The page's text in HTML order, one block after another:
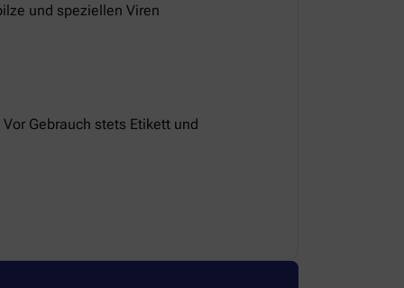
und speziellen Viren
Gebrauch stets Etikett und